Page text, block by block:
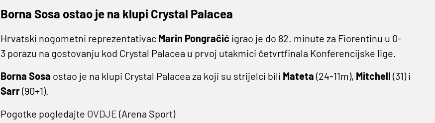
Borna Sosa ostao je na klupi Crystal Palacea
Hrvatski nogometni reprezentativac Marin Pongračić igrao je do 82. minute za Fiorentinu u 0-
3 porazu na gostovanju kod Crystal Palacea u prvoj utakmici četvrtfinala Konferencijske lige.
Borna Sosa ostao je na klupi Crystal Palacea za koji su strijelci bili Mateta (24-11m), Mitchell (31) i
Sarr(90+1).
Pogotke pogledajte OVDJE (Arena Sport)